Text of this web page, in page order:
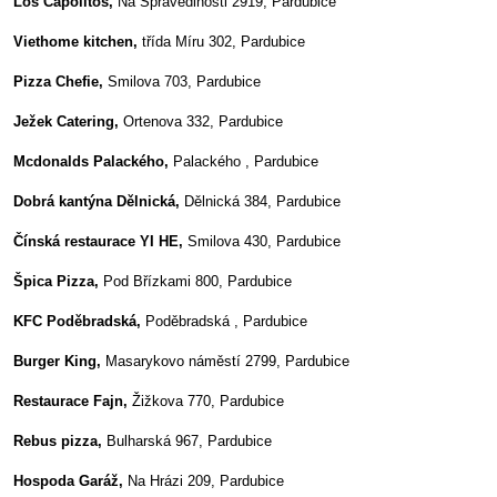
Viethome kitchen,třída Míru 302, Pardubice
Pizza Chefie,Smilova 703, Pardubice
Ježek Catering,Ortenova 332, Pardubice
Mcdonalds Palackého, Palackého , Pardubice
Dobrá kantýna Dělnická, Dělnická 384, Pardubice
Čínská restaurace YI HE,Smilova 430, Pardubice
Špica Pizza, Pod Břízkami 800, Pardubice
KFC Poděbradská, Poděbradská , Pardubice
Burger King, Masarykovo náměstí 2799, Pardubice
Restaurace Fajn,Žižkova 770, Pardubice
Rebus pizza, Bulharská 967, Pardubice
Hospoda Garáž, Na Hrázi 209, Pardubice